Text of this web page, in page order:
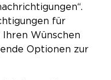
für
Wünschen
Optionen zur